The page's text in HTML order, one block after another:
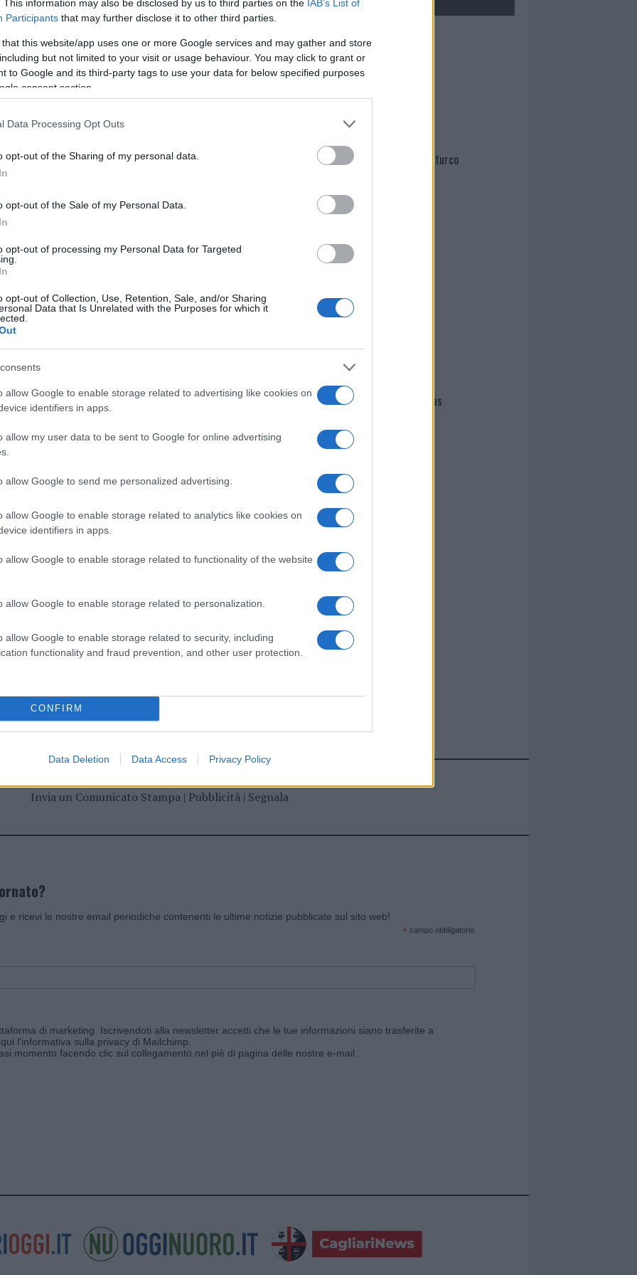
This information may also be disclosed by us to third parties on the IAB’s List of
Participants that may further disclose it to other third parties.
that this website/app uses one or more Google services and may gather and store
but not limited to your visit or usage behaviour. You may click to grant or
to Google and its third-party tags to use your data for below specified purposes
consent section.
Data Processing Opt Outs
opt-out of the Sharing of my personal data.
opt-out of the Sale of my Personal Data.
opt-out of processing my Personal Data for Targeted
opt-out of Collection, Use, Retention, Sale, and/or Sharing
Data that Is Unrelated with the Purposes for which it
allow Google to enable storage related to advertising like cookies on
identifiers in apps.
allow my user data to be sent to Google for online advertising
allow Google to send me personalized advertising.
allow Google to enable storage related to analytics like cookies on
identifiers in apps.
allow Google to enable storage related to functionality of the website
allow Google to enable storage related to personalization.
allow Google to enable storage related to security, including
functionality and fraud prevention, and other user protection.
CONFIRM
Data Deletion Data Access Privacy Policy
a vivere una delle giornate più
grazie al sole e alle temperature quasi
dell’acqua si manterrà intorno ai
prolungate in spiaggia
cliccandoqui
nella sezione
Meteo Gallura Notizie Olbia
di GalluraOggi.it
i tuoi video e le tue foto
+39 345 356 7512
news da
Prossimo articolo
Mario Malu
Paolo Pinna
Martina Agostina Diturco
Giovannimaria Cabras
Invia un Comunicato Stampa| Pubblicità| Segnala
e ricevi le nostre email periodiche contenenti le ultime notizie pubblicate sul sito web!
* campo obbligatorio
di marketing. Iscrivendoti alla newsletter accetti che le tue informazioni siano trasferite a
l'informativa sulla privacy di Mailchimp
momento facendo clic sul collegamento nel piè di pagina delle nostre e-mail.